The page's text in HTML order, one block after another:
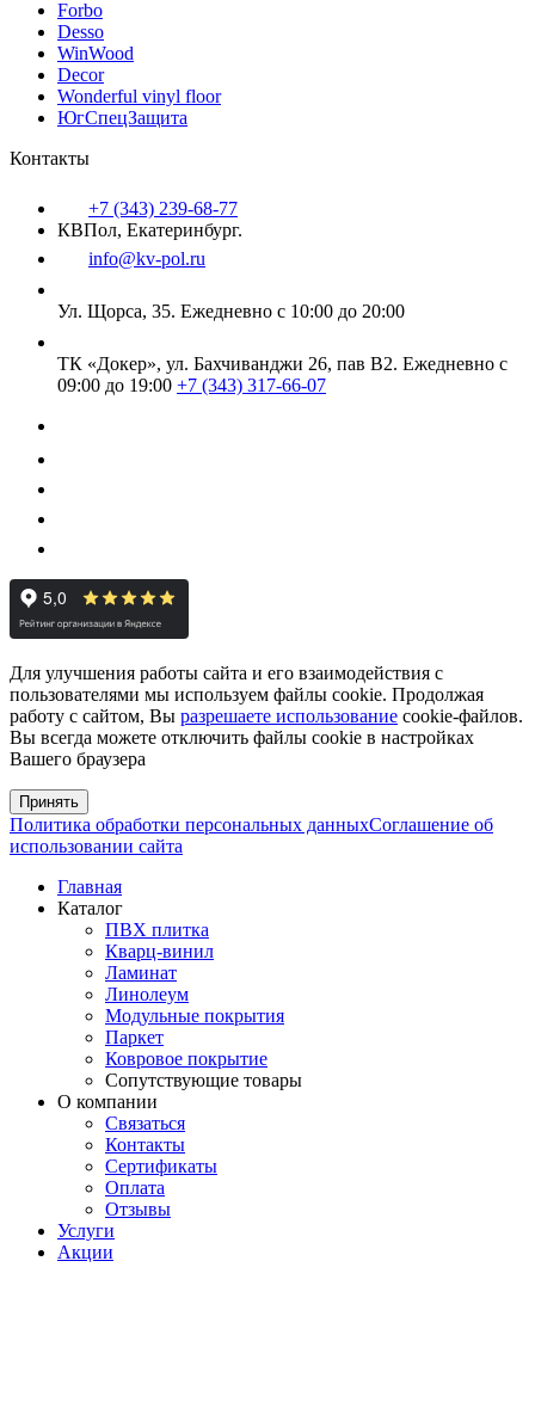
Forbo
Desso
WinWood
Decor
Wonderful vinyl floor
ЮгСпецЗащита
Контакты
+7 (343) 239-68-77
КВПол, Екатеринбург.
info@kv-pol.ru
Ул. Щорса, 35. Ежедневно с 10:00 до 20:00
ТК «Докер», ул. Бахчиванджи 26, пав В2. Ежедневно с
09:00 до 19:00 +7 (343) 317-66-07
Для улучшения работы сайта и его взаимодействия с
пользователями мы используем файлы cookie. Продолжая
работу с сайтом, Вы разрешаете использование cookie-файлов.
Вы всегда можете отключить файлы cookie в настройках
Вашего браузера
Принять
Политика обработки персональных данныхСоглашение об
использовании сайта
Главная
Каталог
ПВХ плитка
Кварц-винил
Ламинат
Линолеум
Модульные покрытия
Паркет
Ковровое покрытие
Сопутствующие товары
О компании
Связаться
Контакты
Сертификаты
Оплата
Отзывы
Услуги
Акции